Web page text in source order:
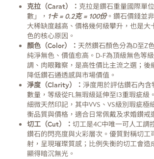
克拉（Carat）： 克拉是鑽石重量國際單
數」， 1卡 = 0.2克 = 100份。鑽石價錢並
大稀缺度越高、價格幾何級攀升，也是大
色的核心原因。
顏色（Color）： 天然鑽石顏色分為D至Z
純淨無色、價值愈高。D-F為頂級無色等
調、肉眼難察，是高性價比主流之選；後
降低鑽石通透感與市場價值。
淨度（Clarity）： 淨度用於評估鑽石內含
數量，等級從FL無瑕級延伸至I3重瑕疵級
細微天然印記，其中VVS、VS級別瑕疵極
衡品質與價格，適合日常佩戴及求婚鑽戒
切工（Cut）： 切工是4C中唯一可人工調
鑽石的閃亮度與火彩層次。優質對稱切工
射，呈現璀璨質感；比例失衡的切工會造
顯得暗沉無光。